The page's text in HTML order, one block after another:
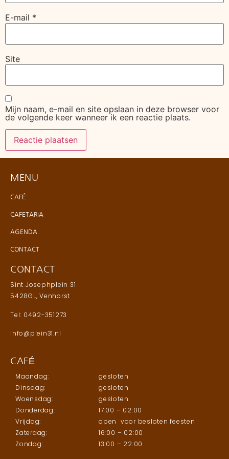
E-mail *
Site
Mijn naam, e-mail en site opslaan in deze browser voor
de volgende keer wanneer ik een reactie plaats.
MENU
CAFÉ
CAFETARIA
AGENDA
CONTACT
CONTACT
Sint Josephplein 31
5428GL, Venhorst
Tel: 0492-351273
info@plein31.nl
CAFÉ
Maandag:
Dinsdag:
Woensdag:
Donderdag:
Vrijdag:
Zaterdag:
Zondag:
gesloten
gesloten
gesloten
17:00 – 02:00
open voor besloten feesten
16:00 – 02:00
13:00 – 22:00